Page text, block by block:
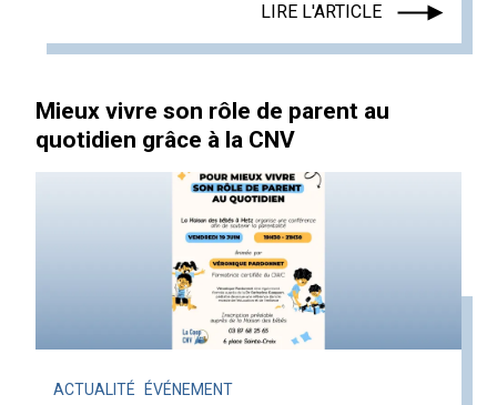
LIRE L'ARTICLE
Mieux vivre son rôle de parent au
quotidien grâce à la CNV
ACTUALITÉ ÉVÉNEMENT